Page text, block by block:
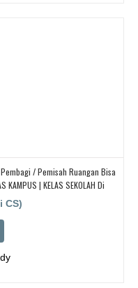
/ Pemisah Ruangan Bisa
KAMPUS | KELAS SEKOLAH Di
TANGERANG
CS)